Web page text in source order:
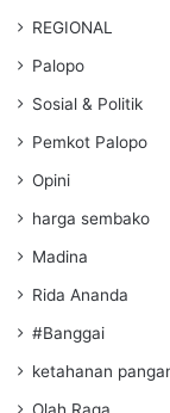
REGIONAL
Palopo
Sosial & Politik
Pemkot Palopo
Opini
harga sembako
Madina
Rida Ananda
#Banggai
ketahanan
Olah Raga